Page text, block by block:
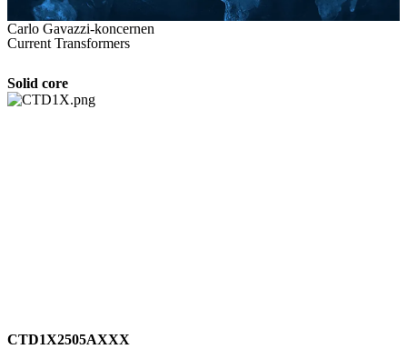
Carlo Gavazzi-koncernen
Current Transformers
Solid core
CTD1X2505AXXX